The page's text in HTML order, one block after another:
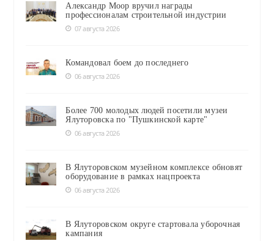
Александр Моор вручил награды
профессионалам строительной индустрии
07 августа 2026
Командовал боем до последнего
06 августа 2026
Более 700 молодых людей посетили музеи
Ялуторовска по "Пушкинской карте"
06 августа 2026
В Ялуторовском музейном комплексе обновят
оборудование в рамках нацпроекта
06 августа 2026
В Ялуторовском округе стартовала уборочная
кампания